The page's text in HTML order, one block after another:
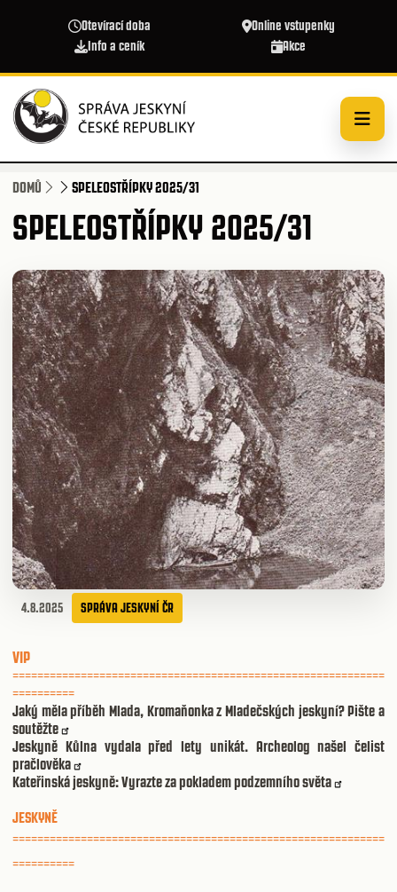
Otevírací doba
Online vstupenky
Info a ceník
Akce
DOMŮ SPELEOSTŘÍPKY 2025/31
SPELEOSTŘÍPKY 2025/31
4.8.2025 SPRÁVA JESKYNÍ ČR
VIP
============================================================
==========
Jaký měla příběh Mlada, Kromaňonka z Mladečských jeskyní? Pište a
soutěžte
Jeskyně Kůlna vydala před lety unikát. Archeolog našel čelist
pračlověka
Kateřinská jeskyně: Vyrazte za pokladem podzemního světa
JESKYNĚ
============================================================
==========